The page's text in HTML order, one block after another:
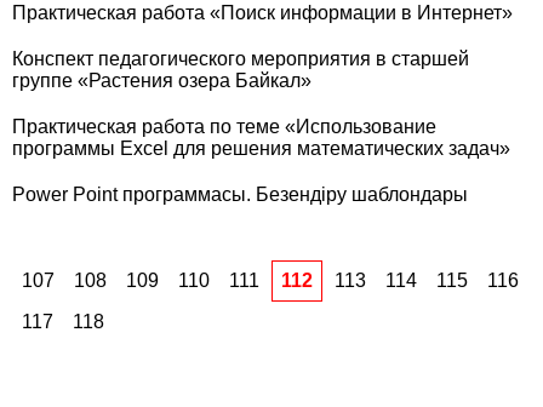
Практическая работа «Поиск информации в Интернет»
Конспект педагогического мероприятия в старшей
группе «Растения озера Байкал»
Практическая работа по теме «Использование
программы Excel для решения математических задач»
Power Point программасы. Безендіру шаблондары
107 108 109 110 111 112 113 114 115
116
117
118